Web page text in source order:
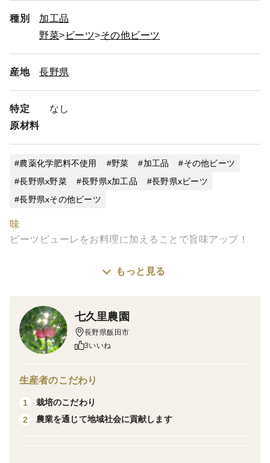
種別
加工品
野菜
ビーツ その他ビーツ
産地 長野県
特定
原材料
なし
農薬化学肥料不使用 野菜 加工品
その他ビーツ
長野県x野菜
長野県x加工品
長野県xビーツ
長野県xその他ビーツ
味
ビーツピューレをお料理に加えることで旨味アップ！
栽培・生産のこだわり
のを使用しています。
加工場所：長野県
ビーツ（長野県）/酸味料、酸化防止剤（ビタミンC）
産地の特徴
もっと見る
七久里農園
長野県飯田市
3いいね
生産者のこだわり
1
栽培のこだわり
2
農業を通じて地域社会に貢献します